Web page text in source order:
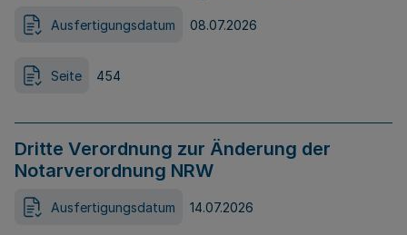
Ausfertigungsdatum 08.07.2026
Seite 454
Dritte Verordnung zur Änderung der
Notarverordnung NRW
Ausfertigungsdatum 14.07.2026